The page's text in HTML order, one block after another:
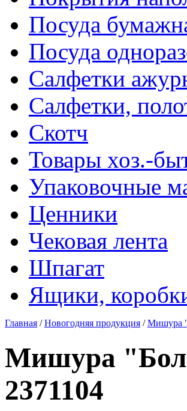
Посуда
Посуда
Салфетки
Салфетки,
Скотч
Товары хоз.-
Упаковочные
Ценники
Чековая лента
Шпагат
Ящики,
Главная /Новогодняя продукция /Мишура
Мишура
2371104